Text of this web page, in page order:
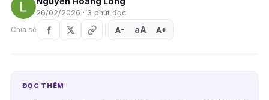
26/02/2026 · 3 phút đọc
Chia sẻ
A− aA A+
ĐỌC THÊM